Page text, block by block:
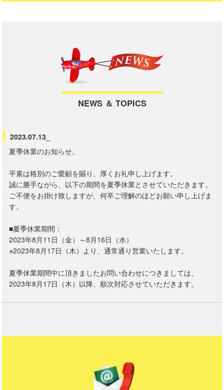
NEWS ＆ TOPICS
2023.07.13_
夏季休業のお知らせ。
平素は格別のご愛顧を賜り、厚くお礼申し上げます。
誠に勝手ながら、以下の期間を夏季休業とさせていただきます。
ご不便をお掛け致しますが、何卒ご理解のほどお願い申し上げま
す。
■夏季休業期間：
2023年8月11日（金）～8月16日（水）
※2023年8月17日（木）より、通常通り営業いたします。
夏季休業期間中に頂きましたお問い合わせにつきましては、
2023年8月17日（木）以降、順次対応させていただきます。